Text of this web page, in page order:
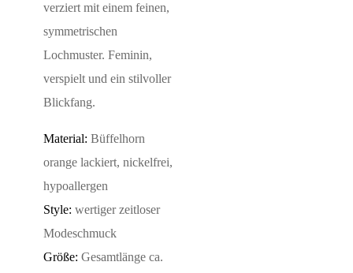
verziert mit einem feinen,
symmetrischen
Lochmuster. Feminin,
verspielt und ein stilvoller
Blickfang.
Material: Büffelhorn
orange lackiert, nickelfrei,
hypoallergen
Style: wertiger zeitloser
Modeschmuck
Größe: Gesamtlänge ca.